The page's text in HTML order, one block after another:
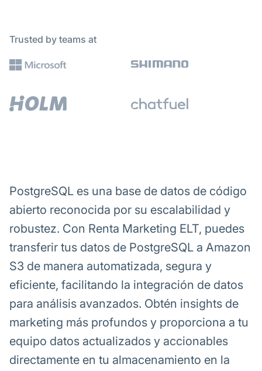
Trusted by teams at
PostgreSQL es una base de datos de código
abierto reconocida por su escalabilidad y
robustez. Con Renta Marketing ELT, puedes
transferir tus datos de PostgreSQL a Amazon
S3 de manera automatizada, segura y
eficiente, facilitando la integración de datos
para análisis avanzados. Obtén insights de
marketing más profundos y proporciona a tu
equipo datos actualizados y accionables
directamente en tu almacenamiento en la